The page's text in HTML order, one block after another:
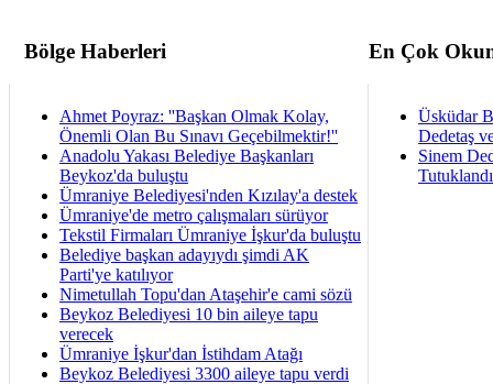
Bölge Haberleri En Çok
Ahmet Poyraz: ''Başkan Olmak Kolay,
Önemli Olan Bu Sınavı Geçebilmektir!''
Anadolu Yakası Belediye Başkanları
Beykoz'da buluştu
Ümraniye Belediyesi'nden Kızılay'a destek
Ümraniye'de metro çalışmaları sürüyor
Tekstil Firmaları Ümraniye İşkur'da buluştu
Belediye başkan adayıydı şimdi AK
Parti'ye katılıyor
Nimetullah Topu'dan Ataşehir'e cami sözü
Beykoz Belediyesi 10 bin aileye tapu
verecek
Ümraniye İşkur'dan İstihdam Atağı
Beykoz Belediyesi 3300 aileye tapu verdi
Üsküdar
Dedetaş
Sinem